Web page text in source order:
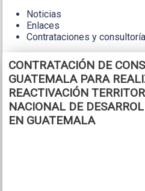
Noticias
Enlaces
Contrataciones y
CONTRATACIÓN DE
GUATEMALA PARA
REACTIVACIÓN
NACIONAL DE
EN GUATEMALA